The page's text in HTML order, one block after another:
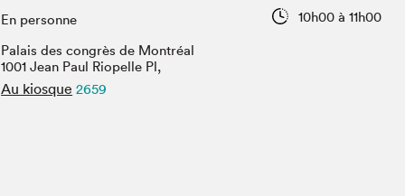
Vidéos et balados
En personne
10h00 à 11h00
Palais des congrès de Montréal
1001 Jean Paul Riopelle Pl,
Au kiosque 2659